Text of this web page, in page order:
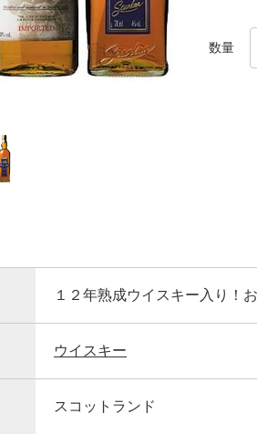
数量
１２年熟成ウイスキー入り！
ウイスキー
スコットランド